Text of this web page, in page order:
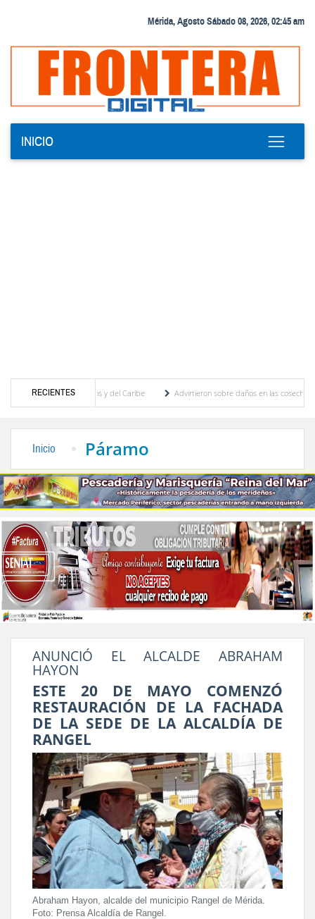
Mérida, Agosto Sábado 08, 2026, 02:45 am
INICIO
RECIENTES
Centroamericanos y del Caribe
Advirtieron sobre daños en las cosechas de los
Inicio Páramo
ANUNCIÓ EL ALCALDE ABRAHAM
HAYON
ESTE 20 DE MAYO COMENZÓ
RESTAURACIÓN DE LA FACHADA
DE LA SEDE DE LA ALCALDÍA DE
RANGEL
Abraham Hayon, alcalde del municipio Rangel de Mérida.
Foto: Prensa Alcaldía de Rangel.